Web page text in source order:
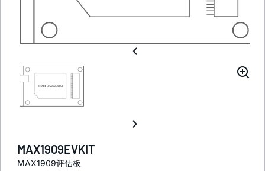
MAX1909EVKIT
MAX1909评估板